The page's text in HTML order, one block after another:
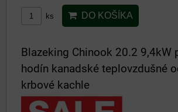
ks DO KOŠÍKA
Blazeking Chinook 20.2 9,4kW
hodín kanadské teplovzdušné
krbové kachle